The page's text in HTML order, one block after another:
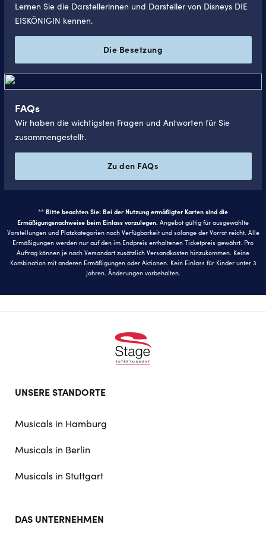
Lernen Sie die Darstellerinnen und Darsteller von Disneys DIE
EISKÖNIGIN kennen.
Die Besetzung
FAQs
Wir haben die wichtigsten Fragen und Antworten für Sie
zusammengestellt.
Zu den FAQs
** Bitte beachten Sie: Bei der Nutzung ermäßigter Karten sind die
Ermäßigungsnachweise beim Einlass vorzulegen. Angebot gültig für ausgewählte
Vorstellungen und Platzkategorien nach Verfügbarkeit und solange der Vorrat reicht. Alle
Ermäßigungen werden nur auf den im Endpreis enthaltenen Ticketpreis gewährt. Pro
Auftrag können je nach Versandart zusätzlich Versandkosten hinzukommen. Keine
Kombination mit anderen Ermäßigungen oder Aktionen. Kein Einlass für Kinder unter 3
Jahren. Änderungen vorbehalten.
doormat
UNSERE STANDORTE
Musicals in Hamburg
Musicals in Berlin
Musicals in Stuttgart
DAS UNTERNEHMEN